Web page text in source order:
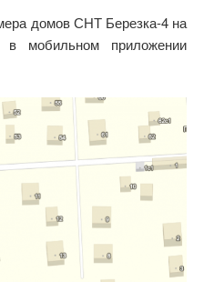
домов СНТ Березка-4 на
мобильном приложении